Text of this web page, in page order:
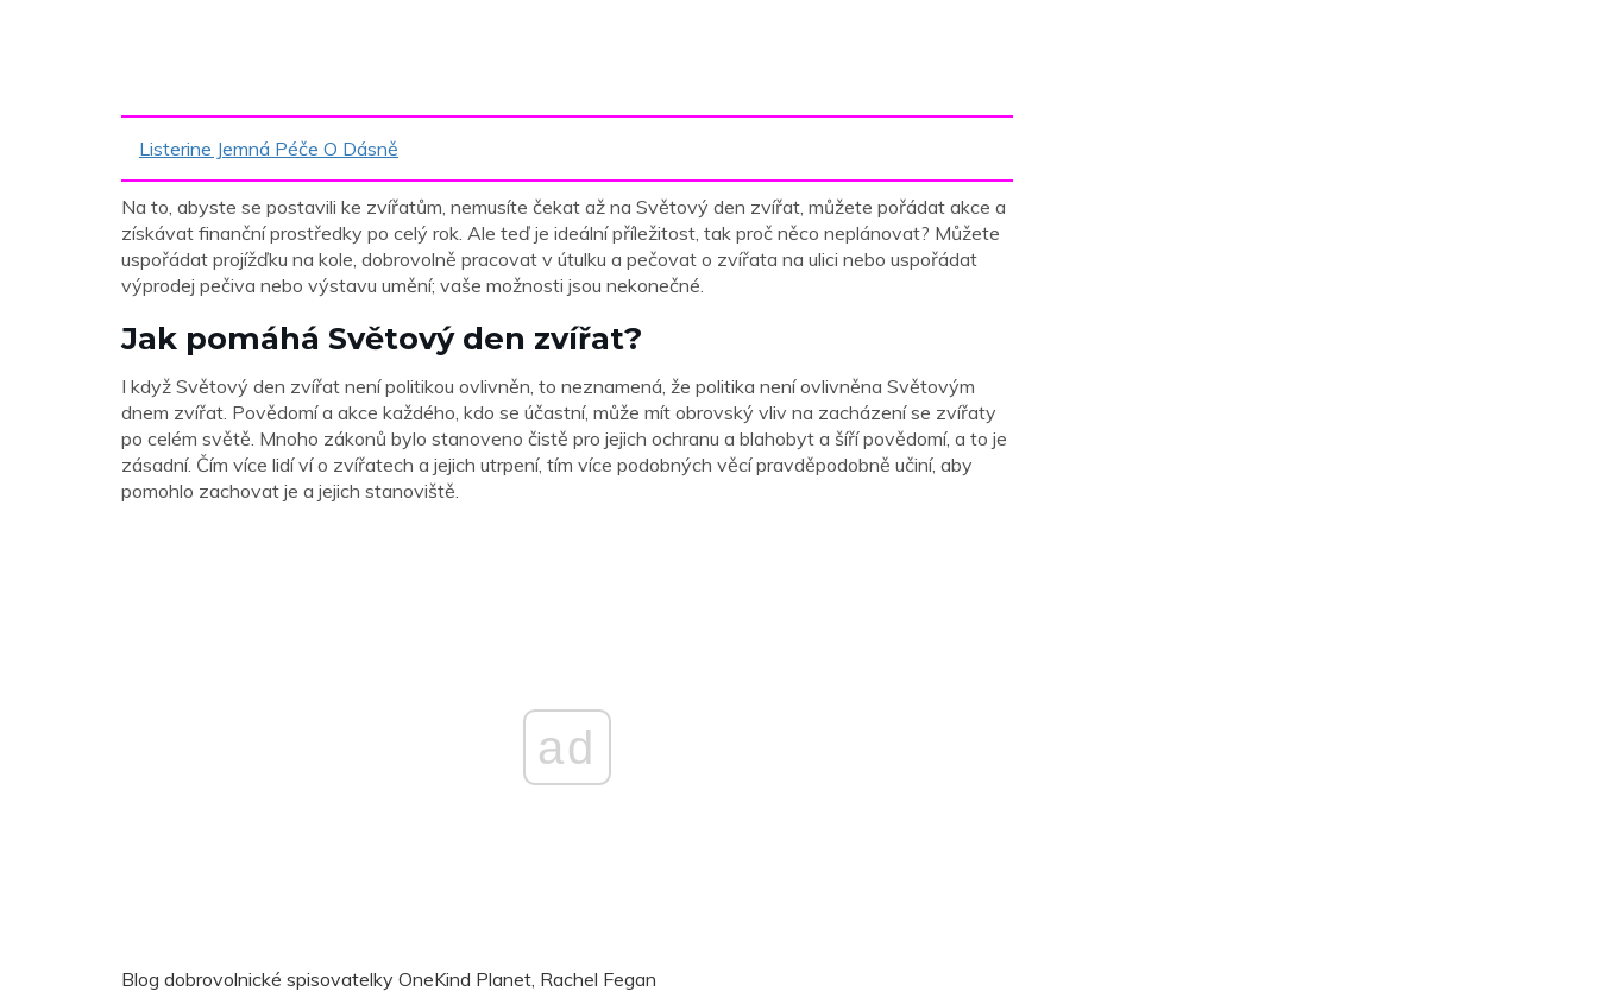
Listerine Jemná Péče O Dásně
Na to, abyste se postavili ke zvířatům, nemusíte čekat až na Světový den zvířat, můžete pořádat akce a
získávat finanční prostředky po celý rok. Ale teď je ideální příležitost, tak proč něco neplánovat? Můžete
uspořádat projížďku na kole, dobrovolně pracovat v útulku a pečovat o zvířata na ulici nebo uspořádat
výprodej pečiva nebo výstavu umění; vaše možnosti jsou nekonečné.
Jak pomáhá Světový den zvířat?
I když Světový den zvířat není politikou ovlivněn, to neznamená, že politika není ovlivněna Světovým
dnem zvířat. Povědomí a akce každého, kdo se účastní, může mít obrovský vliv na zacházení se zvířaty
po celém světě. Mnoho zákonů bylo stanoveno čistě pro jejich ochranu a blahobyt a šíří povědomí, a to je
zásadní. Čím více lidí ví o zvířatech a jejich utrpení, tím více podobných věcí pravděpodobně učiní, aby
pomohlo zachovat je a jejich stanoviště.
ad
Blog dobrovolnické spisovatelky OneKind Planet, Rachel Fegan